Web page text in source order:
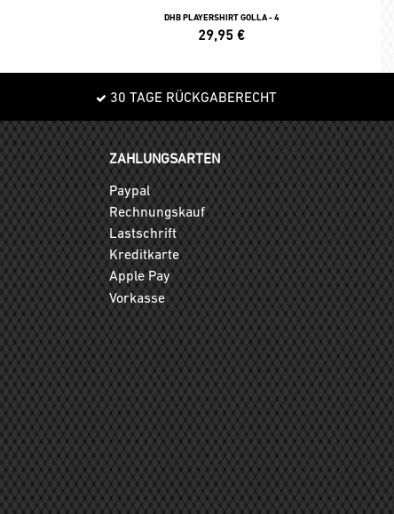
DHB PLAYERSHIRT GOLLA - 4
29,95 €
30 TAGE RÜCKGABERECHT
ZAHLUNGSARTEN
Paypal
Rechnungskauf
Lastschrift
Kreditkarte
Apple Pay
Vorkasse